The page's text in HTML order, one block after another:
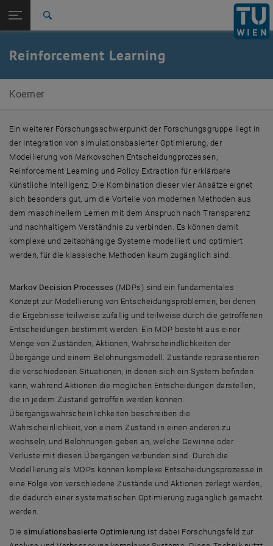
TU Login
Quicklinks
Quicklinks-Menü umschalten
Studium
Karriere
Zur 1. Menü Ebene
Andreas Körner
Reinforcement Learning
Reinforcement Learning
Koerner
Ein weiterer Forschungsschwerpunkt der Forschungsgruppe liegt in
der Integration von simulationsbasierter Optimierung, der
Modellierung von Markovschen Entscheidungprozessen,
Reinforcement Learning und Policy Extraction für erklärbare
künstliche Intelligenz. Die Kombination dieser vier Ansätze eignet
sich besonders gut, um die Vorteile von modernen Methoden aus
dem maschinellem Lernen mit dem Anspruch nach Transparenz
und nachhaltigem Verständnis zu verbinden. Es können damit
komplexe und zeitabhängige Systeme modelliert und optimiert
werden, für die klassische Methoden kaum zugänglich sind.
Markov Decision Processes (MDPs) sind ein fundamentales
Konzept zur Modellierung von Entscheidungsproblemen, bei denen
die Ergebnisse teilweise zufällig und teilweise durch die getroffenen
Entscheidungen bestimmt werden. Ein MDP besteht aus einer
Menge von Zuständen, Aktionen, Wahrscheindlichkeiten der
Übergänge und einem Belohnungsmodell. Zustände repräsentieren
die verschiedenen Situationen, in denen sich ein System befinden
kann, während Aktionen die möglichen Entscheidungen darstellen,
die in jedem Zustand getroffen werden können.
Übergangswahrscheinlichkeiten beschreiben die
Wahrscheinlichkeit, von einem Zustand in einen anderen zu
wechseln, und Belohnungen geben an, welche Gewinne oder
Verluste mit diesen Übergängen verbunden sind. Durch die
Modellierung als MDPs können komplexe Entscheidungsprozesse in
eine Folge von verschiedene Zustände und Aktionen zerlegt werden,
die dadurch einer systematischen Optimierung zugänglich gemacht
werden.
Diesimulationsbasierte Optimierung ist dabei Forschungsfeld zur